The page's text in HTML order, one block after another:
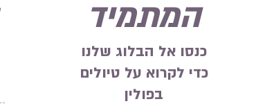
המתמיד
כנסו אל הבלוג שלנו
כדי לקרוא על טיולים
בפולין